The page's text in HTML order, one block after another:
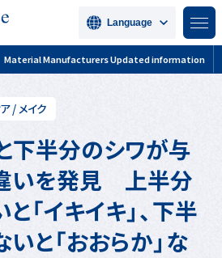
Language
Material Manufacturers Updated information
/ メイク
下半分のシワが与
いを発見 上半分
「イキイキ」、下半
と「おおらか」な